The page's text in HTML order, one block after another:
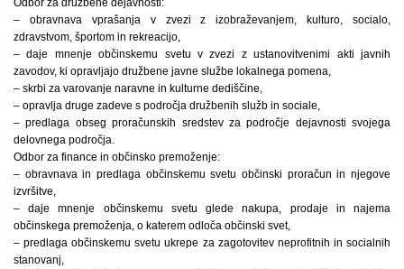
– obravnava vprašanja v zvezi z izobraževanjem, kulturo, socialo,
zdravstvom, športom in rekreacijo,
– daje mnenje občinskemu svetu v zvezi z ustanovitvenimi akti javnih
zavodov, ki opravljajo družbene javne službe lokalnega pomena,
– skrbi za varovanje naravne in kulturne dediščine,
– opravlja druge zadeve s področja družbenih služb in sociale,
– predlaga obseg proračunskih sredstev za področje dejavnosti svojega
delovnega področja.
Odbor za finance in občinsko premoženje:
– obravnava in predlaga občinskemu svetu občinski proračun in njegove
izvršitve,
– daje mnenje občinskemu svetu glede nakupa, prodaje in najema
občinskega premoženja, o katerem odloča občinski svet,
– predlaga občinskemu svetu ukrepe za zagotovitev neprofitnih in socialnih
stanovanj,